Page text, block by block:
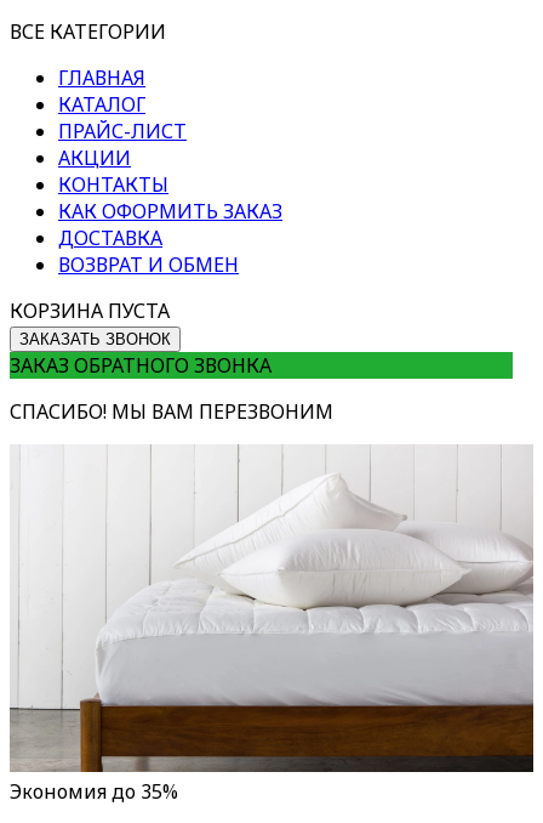
ВСЕ КАТЕГОРИИ
ГЛАВНАЯ
КАТАЛОГ
ПРАЙС-ЛИСТ
АКЦИИ
КОНТАКТЫ
КАК ОФОРМИТЬ ЗАКАЗ
ДОСТАВКА
ВОЗВРАТ И ОБМЕН
КОРЗИНА ПУСТА
ЗАКАЗАТЬ ЗВОНОК
ЗАКАЗ ОБРАТНОГО ЗВОНКА
СПАСИБО! МЫ ВАМ ПЕРЕЗВОНИМ
Экономия до 35%